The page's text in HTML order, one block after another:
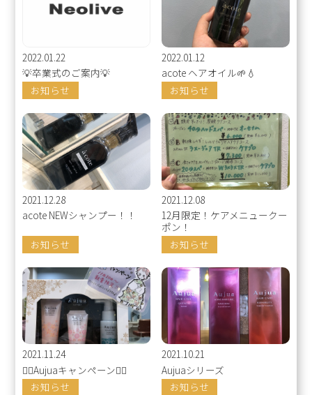
2022.01.22
💡卒業式のご案内💡
お知らせ
2022.01.12
acote ヘアオイル🌱💧
お知らせ
2021.12.28
acote NEWシャンプー！！
お知らせ
2021.12.08
12月限定！ケアメニュークー
ポン！
お知らせ
2021.11.24
❤️‍🔥Aujuaキャンペーン❤️‍🔥
お知らせ
2021.10.21
Aujuaシリーズ
お知らせ